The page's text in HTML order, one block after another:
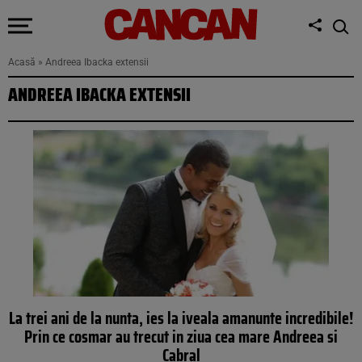
Acasă » Andreea Ibacka extensii
ANDREEA IBACKA EXTENSII
La trei ani de la nunta, ies la iveala amanunte incredibile!
Prin ce cosmar au trecut in ziua cea mare Andreea si
Cabral